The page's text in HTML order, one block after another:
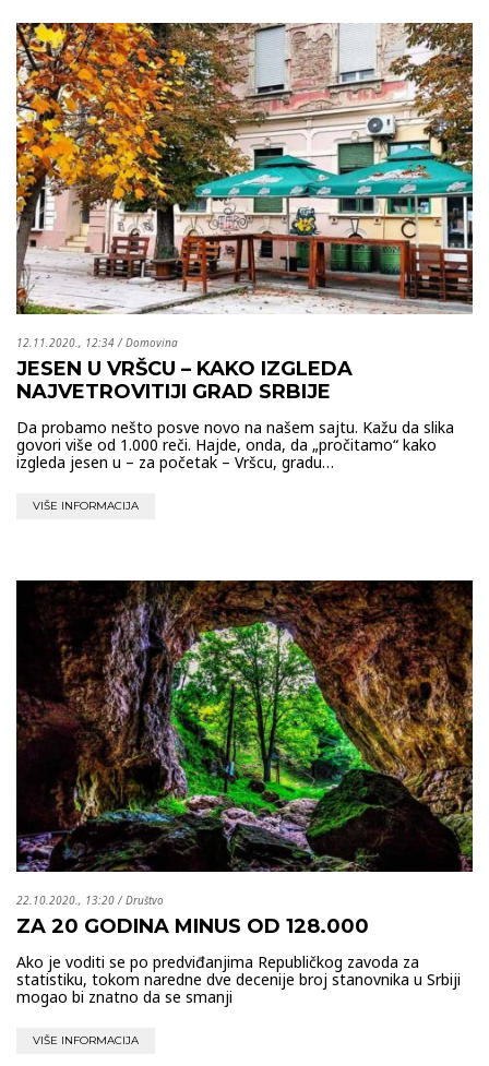
12.11.2020., 12:34/Domovina
JESEN U VRŠCU – KAKO IZGLEDA
NAJVETROVITIJI GRAD SRBIJE
Da probamo nešto posve novo na našem sajtu. Kažu da slika
govori više od 1.000 reči. Hajde, onda, da „pročitamo“ kako
izgleda jesen u – za početak – Vršcu, gradu…
VIŠE INFORMACIJA
22.10.2020., 13:20/Društvo
ZA 20 GODINA MINUS OD 128.000
Ako je voditi se po predviđanjima Republičkog zavoda za
statistiku, tokom naredne dve decenije broj stanovnika u Srbiji
mogao bi znatno da se smanji
VIŠE INFORMACIJA